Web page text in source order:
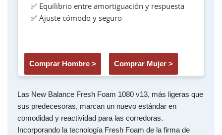
✅ Equilibrio entre amortiguación y respuesta
✅ Ajuste cómodo y seguro
Comprar Hombre > Comprar Mujer >
Las New Balance Fresh Foam 1080 v13, más ligeras que
sus predecesoras, marcan un nuevo estándar en
comodidad y reactividad para las corredoras.
Incorporando la tecnología Fresh Foam de la firma de